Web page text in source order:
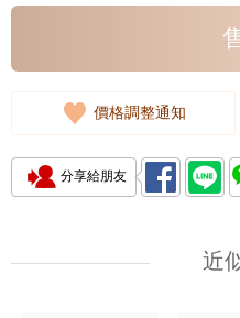
價格調整通知
分享給朋友
近